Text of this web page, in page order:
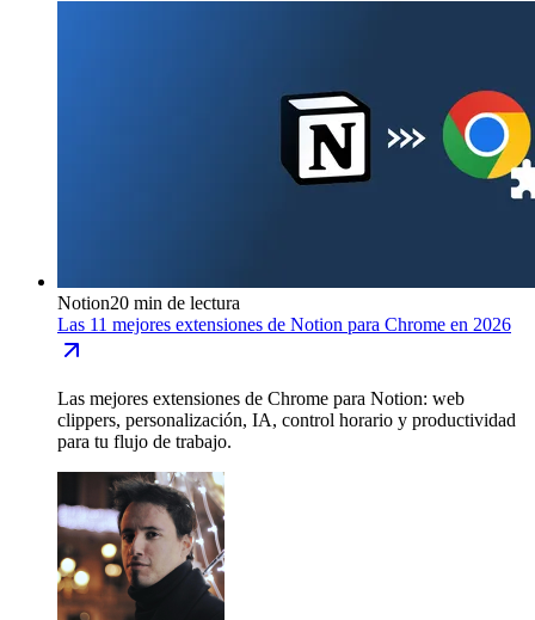
Notion20 min de lectura
Las 11 mejores extensiones de Notion para Chrome en 2026
Las mejores extensiones de Chrome para Notion: web
clippers, personalización, IA, control horario y productividad
para tu flujo de trabajo.